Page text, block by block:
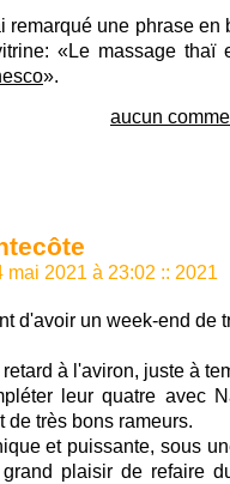
remarqué une phrase en
«Le massage thaï
».
aucun
mai 2021 à 23:02 :: 2021
d'avoir un week-end de
à l'aviron, juste à
leur quatre avec
de très bons rameurs.
et puissante, sous
plaisir de refaire